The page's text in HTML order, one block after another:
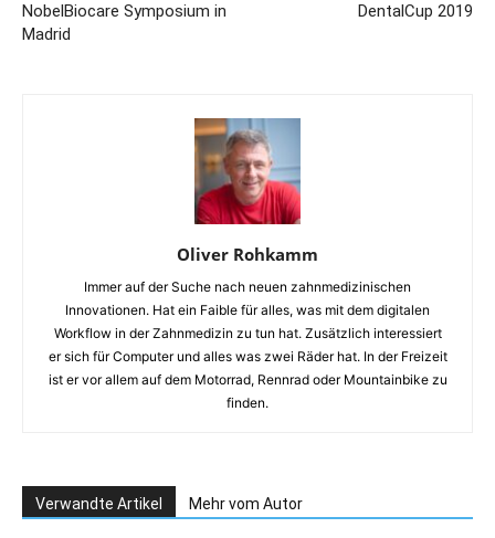
NobelBiocare Symposium in
Madrid
DentalCup 2019
Oliver Rohkamm
Immer auf der Suche nach neuen zahnmedizinischen
Innovationen. Hat ein Faible für alles, was mit dem digitalen
Workflow in der Zahnmedizin zu tun hat. Zusätzlich interessiert
er sich für Computer und alles was zwei Räder hat. In der Freizeit
ist er vor allem auf dem Motorrad, Rennrad oder Mountainbike zu
finden.
Verwandte Artikel Mehr vom Autor